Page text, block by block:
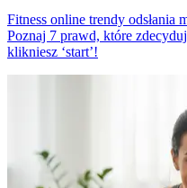
Fitness online trendy
Poznaj 7 prawd, które
klikniesz ‘start’!